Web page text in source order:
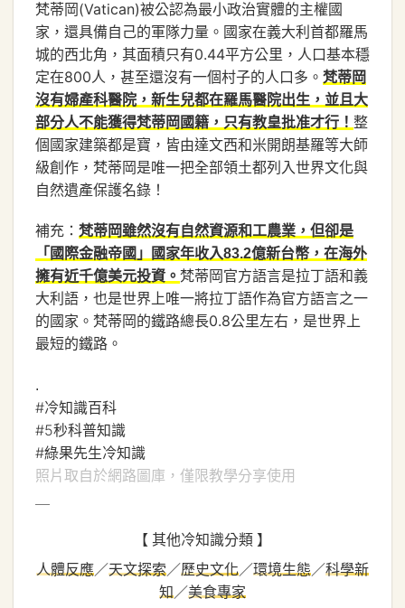
梵蒂岡(Vatican)被公認為最小政治實體的主權國
家，還具備自己的軍隊力量。國家在義大利首都羅馬
城的西北角，其面積只有0.44平方公里，人口基本穩
定在800人，甚至還沒有一個村子的人口多。 梵蒂岡
沒有婦產科醫院，新生兒都在羅馬醫院出生，並且大
部分人不能獲得梵蒂岡國籍，只有教皇批准才行！ 整
個國家建築都是寶，皆由達文西和米開朗基羅等大師
級創作，梵蒂岡是唯一把全部領土都列入世界文化與
自然遺產保護名錄！
補充： 梵蒂岡雖然沒有自然資源和工農業，但卻是
「國際金融帝國」國家年收入83.2億新台幣，在海外
擁有近千億美元投資。 梵蒂岡官方語言是拉丁語和義
大利語，也是世界上唯一將拉丁語作為官方語言之一
的國家。梵蒂岡的鐵路總長0.8公里左右，是世界上
最短的鐵路。
.
#冷知識百科
#5秒科普知識
#綠果先生冷知識
照片取自於網路圖庫，僅限教學分享使用
【 其他冷知識分類 】
人體反應／天文探索／歷史文化／環境生態／科學新
知／美食專家